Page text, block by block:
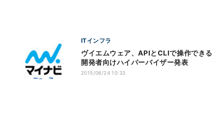
ITインフラ
ヴイエムウェア、APIとCLIで操作できる
開発者向けハイパーバイザー発表
2015/06/24 10:33